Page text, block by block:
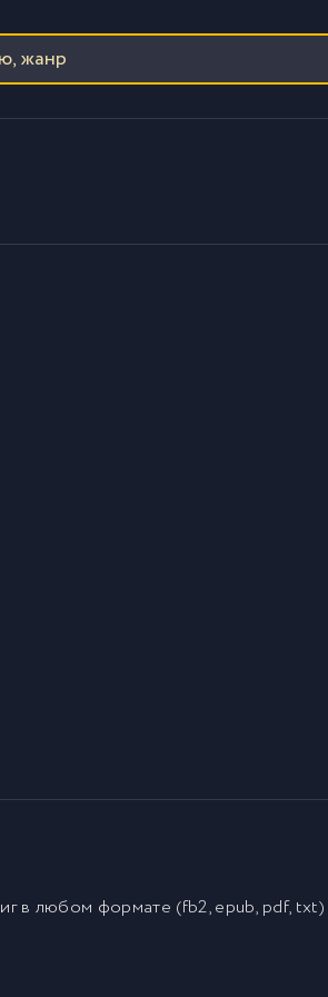
в любом формате (fb2, epub, pdf,